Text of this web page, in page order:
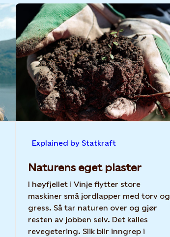
Explained by Statkraft
Naturens eget plaster
I høyfjellet i Vinje flytter store
maskiner små jordlapper med torv og
gress. Så tar naturen over og gjør
resten av jobben selv. Det kalles
revegetering. Slik blir inngrep i